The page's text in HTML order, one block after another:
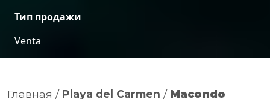
Тип продажи
Venta
Главная / Playa del Carmen / Macondo